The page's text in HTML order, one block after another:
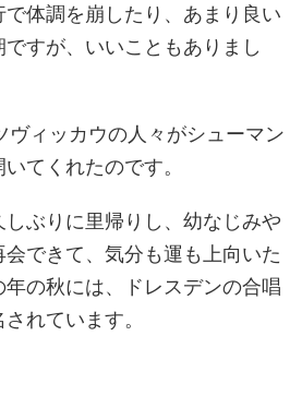
で体調を崩したり、あまり良い
すが、いいこともありまし
ヴィッカウの人々がシューマン
てくれたのです。
ぶりに里帰りし、幼なじみや
できて、気分も運も上向いた
の秋には、ドレスデンの合唱
れています。